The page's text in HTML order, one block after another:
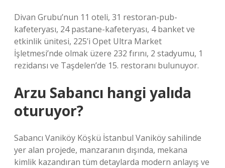
Divan Grubu’nun 11 oteli, 31 restoran-pub-
kafeteryası, 24 pastane-kafeteryası, 4 banket ve
etkinlik ünitesi, 225’i Opet Ultra Market
İşletmesi’nde olmak üzere 232 fırını, 2 stadyumu, 1
rezidansı ve Taşdelen’de 15. restoranı bulunuyor.
Arzu Sabancı hangi yalıda
oturuyor?
Sabancı Vaniköy Köşkü İstanbul Vaniköy sahilinde
yer alan projede, manzaranın dışında, mekana
kimlik kazandıran tüm detaylarda modern anlayış ve